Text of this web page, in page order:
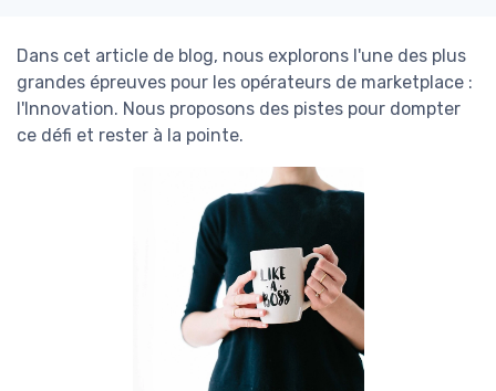
Dans cet article de blog, nous explorons l'une des plus
grandes épreuves pour les opérateurs de marketplace :
l'Innovation. Nous proposons des pistes pour dompter
ce défi et rester à la pointe.